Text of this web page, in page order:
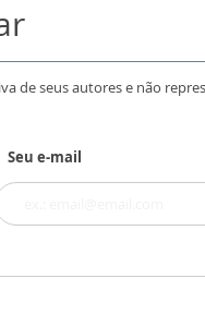
de seus autores e não
Seu e-mail